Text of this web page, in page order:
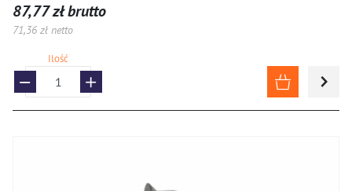
87,77 zł brutto
71,36 zł netto
Ilość